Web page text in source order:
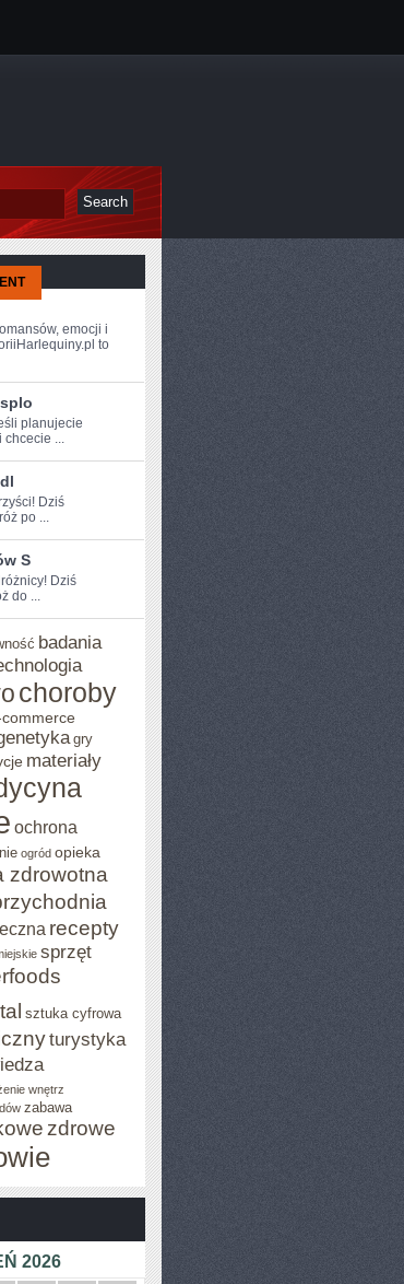
emocji i
to
‍planujecie
chcecie ...
Dziś
po ...
S
Dziś⁢
⁣do ...
badania
choroby
gry
materiały
ochrona
ogród opieka
zdrowotna
recepty
sprzęt
sztuka cyfrowa
turystyka
wnętrz
zabawa
zdrowe
2026